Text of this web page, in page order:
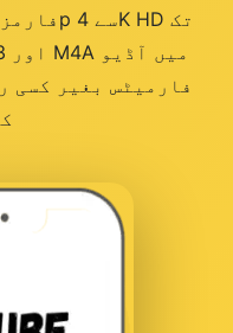
فارمیٹس بغیر کسی